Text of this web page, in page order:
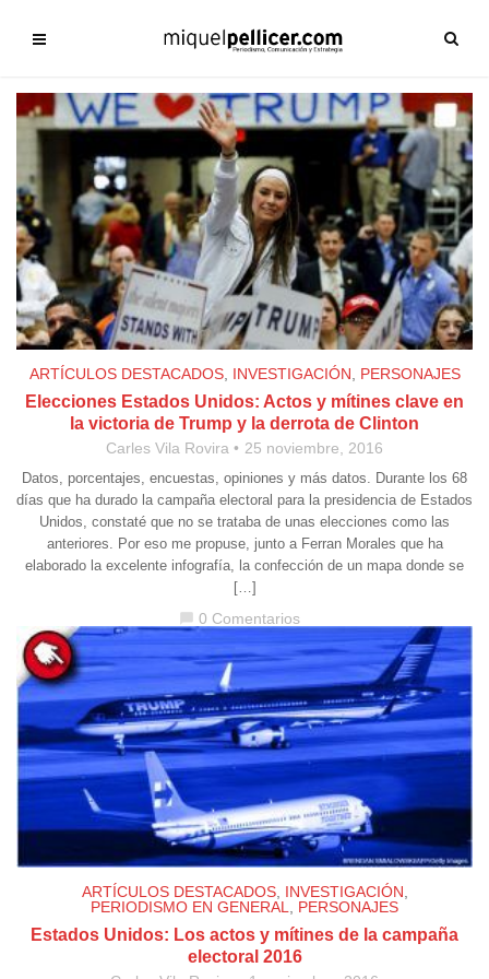
ARTÍCULOS DESTACADOS, INVESTIGACIÓN, PERSONAJES
Elecciones Estados Unidos: Actos y mítines clave en
la victoria de Trump y la derrota de Clinton
Carles Vila Rovira 25 noviembre, 2016
Datos, porcentajes, encuestas, opiniones y más datos. Durante los 68
días que ha durado la campaña electoral para la presidencia de Estados
Unidos, constaté que no se trataba de unas elecciones como las
anteriores. Por eso me propuse, junto a Ferran Morales que ha
elaborado la excelente infografía, la confección de un mapa donde se
[…]
chat_bubble 0 Comentarios
ARTÍCULOS DESTACADOS, INVESTIGACIÓN
PERIODISMO EN GENERAL
PERSONAJES
Estados Unidos: Los actos y mítines de la campaña
electoral 2016